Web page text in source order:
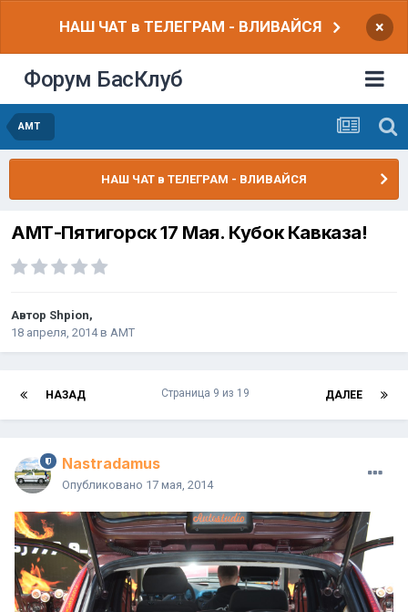
НАШ ЧАТ в ТЕЛЕГРАМ - ВЛИВАЙСЯ ×
Форум БасКлуб
АМТ
НАШ ЧАТ в ТЕЛЕГРАМ - ВЛИВАЙСЯ
АМТ-Пятигорск 17 Мая. Кубок Кавказа!
Автор Shpion,
18 апреля, 2014в АМТ
НАЗАД ДАЛЕЕ
Страница 9 из 19
Nastradamus
Опубликовано 17 мая, 2014